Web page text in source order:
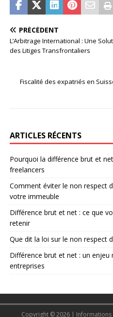
PRÉCÉDENT
L’Arbitrage International : Une
des Litiges Transfrontaliers
Fiscalité des expatriés en
ARTICLES RÉCENTS
Pourquoi la différence brut et
freelancers
Comment éviter le non respect
votre immeuble
Différence brut et net : ce que
retenir
Que dit la loi sur le non respect
Différence brut et net : un enjeu
entreprises
Copyright © 2026 |